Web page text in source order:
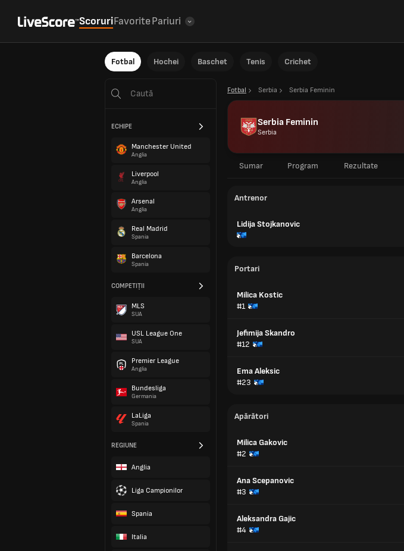
ScoruriFavoritePariuri
Fotbal Hochei Baschet Tenis Crichet
ECHIPE
Manchester United
Anglia
Liverpool
Anglia
Arsenal
Anglia
Real Madrid
Spania
Barcelona
Spania
COMPETIȚII
MLS
SUA
USL League One
SUA
Premier League
Anglia
Bundesliga
Germania
LaLiga
Spania
REGIUNE
Anglia
Liga Campionilor
Spania
Italia
Fotbal Serbia Serbia Feminin
Serbia Feminin
Serbia
Sumar Program Rezultate
Antrenor
Lidija Stojkanovic
Portari
Milica Kostic
#1
Jefimija Skandro
#12
Ema Aleksic
#23
Apărători
Milica Gakovic
#2
Ana Scepanovic
#3
Aleksandra Gajic
#4